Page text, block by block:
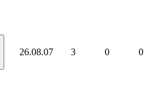
26.08.07 3 0 0